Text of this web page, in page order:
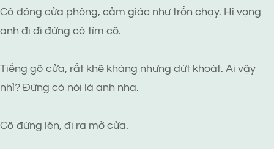
Cô đóng cửa phòng, cảm giác như trốn chạy. Hi vọng
anh đi đi đừng có tìm cô.
Tiếng gõ cửa, rất khẽ khàng nhưng dứt khoát. Ai vậy
nhỉ? Đừng có nói là anh nha.
Cô đứng lên, đi ra mở cửa.